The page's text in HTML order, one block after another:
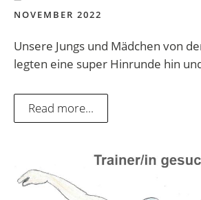
NOVEMBER 2022
Unsere Jungs und Mädchen von
legten eine super Hinrunde hin
Read more...